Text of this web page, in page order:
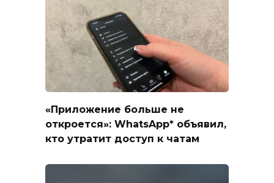
«Приложение больше не
откроется»: WhatsApp* объявил,
кто утратит доступ к чатам